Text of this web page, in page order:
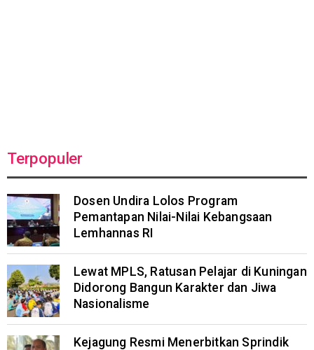
Terpopuler
Dosen Undira Lolos Program
Pemantapan Nilai-Nilai Kebangsaan
Lemhannas RI
Lewat MPLS, Ratusan Pelajar di Kuningan
Didorong Bangun Karakter dan Jiwa
Nasionalisme
Kejagung Resmi Menerbitkan Sprindik